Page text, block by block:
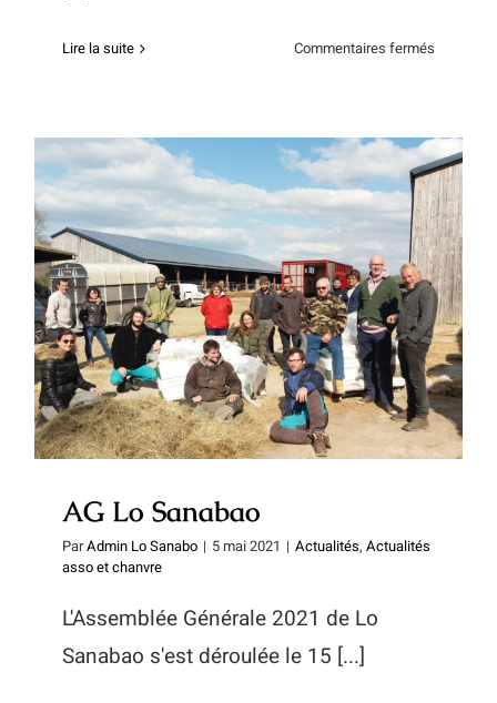
Lire la suite Commentaires fermés
venez
échanger
sur
la
de
chanvre
industriel
AG Lo Sanabao
AG Lo Sanabao
ParAdmin Lo Sanabo | 5 mai 2021 | Actualités, Actualités
asso et chanvre
L'Assemblée Générale 2021 de Lo
Sanabao s'est déroulée le 15 [...]